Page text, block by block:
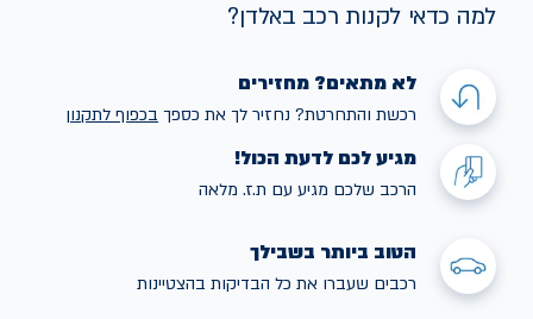
למה כדאי לקנות רכב באלדן?
לא מתאים? מחזירים
רכשת והתחרטת? נחזיר לך את כספך בכפוף לתקנון
מגיע לכם לדעת הכול!
הרכב שלכם מגיע עם ת.ז. מלאה
הטוב ביותר בשבילך
רכבים שעברו את כל הבדיקות בהצטיינות